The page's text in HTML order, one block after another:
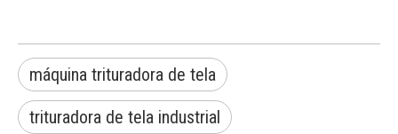
máquina trituradora de tela
trituradora de tela industrial